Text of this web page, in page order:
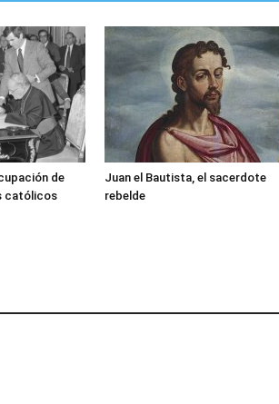
de
católicos
Juan el Bautista, el sacerdote
rebelde